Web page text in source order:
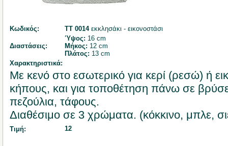
Κωδικός: ΤΤ 0014 εκκλησάκι - εικονοστάσι
Διαστάσεις:
Ύψος: 16 cm
Μήκος: 12 cm
Πλάτος: 13 cm
Χαρακτηριστικά:
Με κενό στο εσωτερικό για κερί (ρεσώ) ή
κήπους, και για τοποθέτηση πάνω σε
πεζούλια, τάφους.
Διαθέσιμο σε 3 χρώματα. (κόκκινο, μπλε,
Τιμή: 12